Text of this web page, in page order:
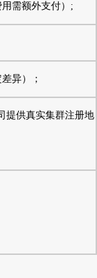
需额外支付）;
异）；
提供真实集群注册地